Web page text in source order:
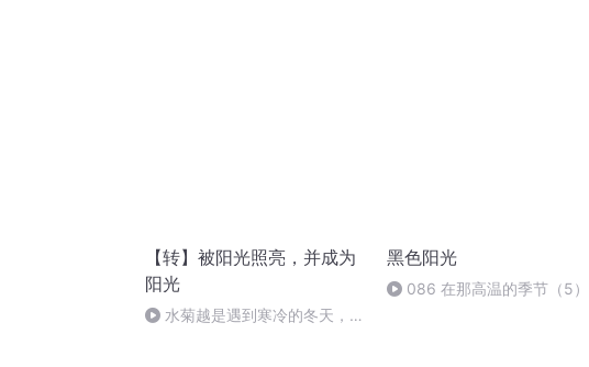
【转】被阳光照亮，并成为
阳光
水菊越是遇到寒冷的冬天，来
黑色阳光
086 在那高温的季节（5）